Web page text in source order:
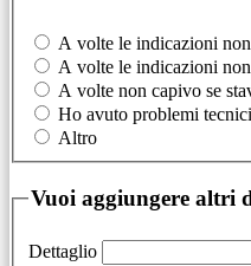
A volte le indicazioni
A volte le indicazioni
A volte non capivo se
Ho avuto problemi tecnici
Altro
Vuoi aggiungere altri
Dettaglio